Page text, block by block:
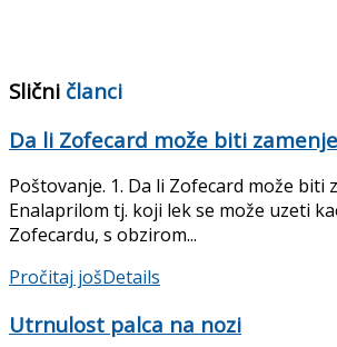
Slični članci
Da li Zofecard može biti
Poštovanje. 1. Da li Zofecard može biti
Enalaprilom tj. koji lek se može uzeti
Zofecardu, s obzirom...
Pročitaj jošDetails
Utrnulost palca na nozi